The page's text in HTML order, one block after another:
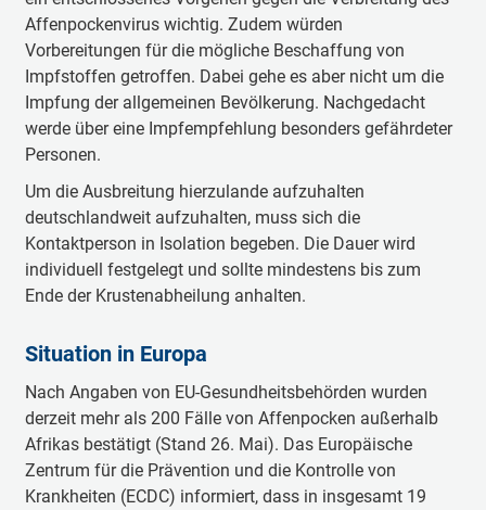
Affenpockenvirus wichtig. Zudem würden
Vorbereitungen für die mögliche Beschaffung von
Impfstoffen getroffen. Dabei gehe es aber nicht um die
Impfung der allgemeinen Bevölkerung. Nachgedacht
werde über eine Impfempfehlung besonders gefährdeter
Personen.
Um die Ausbreitung hierzulande aufzuhalten
deutschlandweit aufzuhalten, muss sich die
Kontaktperson in Isolation begeben. Die Dauer wird
individuell festgelegt und sollte mindestens bis zum
Ende der Krustenabheilung anhalten.
Situation in Europa
Nach Angaben von EU-Gesundheitsbehörden wurden
derzeit mehr als 200 Fälle von Affenpocken außerhalb
Afrikas bestätigt (Stand 26. Mai). Das Europäische
Zentrum für die Prävention und die Kontrolle von
Krankheiten (ECDC) informiert, dass in insgesamt 19